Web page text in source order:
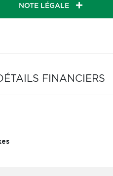
NOTE LÉGALE
FINANCIERS